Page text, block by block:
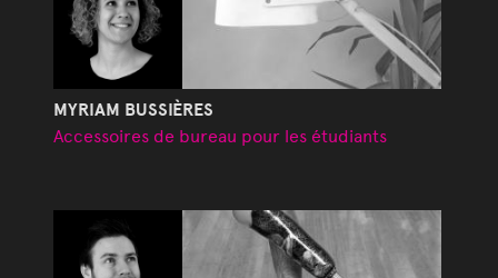
MYRIAM BUSSIÈRES
Accessoires de bureau pour les étudiants